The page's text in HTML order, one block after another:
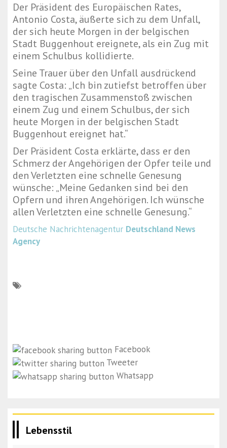
Der Präsident des Europäischen Rates,
Antonio Costa, äußerte sich zu dem Unfall,
der sich heute Morgen in der belgischen
Stadt Buggenhout ereignete, als ein Zug mit
einem Schulbus kollidierte.
Seine Trauer über den Unfall ausdrückend
sagte Costa: „Ich bin zutiefst betroffen über
den tragischen Zusammenstoß zwischen
einem Zug und einem Schulbus, der sich
heute Morgen in der belgischen Stadt
Buggenhout ereignet hat.“
Der Präsident Costa erklärte, dass er den
Schmerz der Angehörigen der Opfer teile und
den Verletzten eine schnelle Genesung
wünsche: „Meine Gedanken sind bei den
Opfern und ihren Angehörigen. Ich wünsche
allen Verletzten eine schnelle Genesung.“
Deutsche Nachrichtenagentur Deutschland News
Agency
Facebook
Tweeter
Whatsapp
Lebensstil